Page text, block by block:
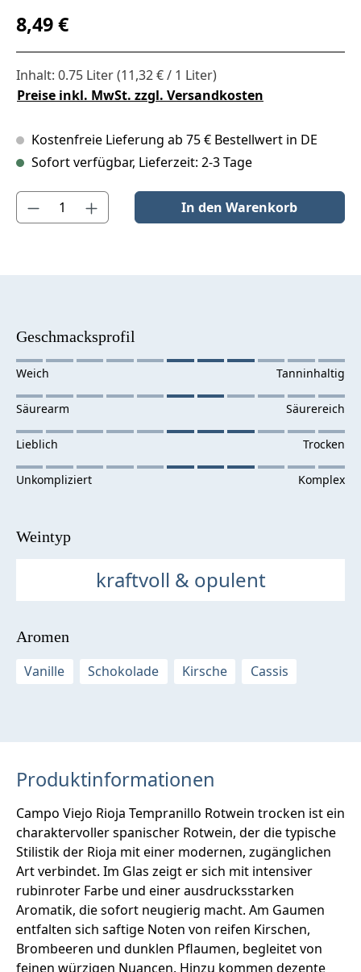
Regulärer Preis:
8,49 €
Inhalt: 0.75 Liter(11,32 € / 1 Liter)
Preise inkl. MwSt. zzgl. Versandkosten
Kostenfreie Lieferung ab 75 € Bestellwert in DE
Sofort verfügbar, Lieferzeit: 2-3 Tage
Produkt Anzahl: Gib den gewünschten Wert ein oder benutze
In den Warenkorb
Geschmacksprofil
Weintyp
kraftvoll & opulent
Aromen
Vanille
Schokolade Kirsche Cassis
Produktinformationen
Campo Viejo Rioja Tempranillo Rotwein trocken ist ein
charaktervoller spanischer Rotwein, der die typische
Stilistik der Rioja mit einer modernen, zugänglichen
Art verbindet. Im Glas zeigt er sich mit intensiver
rubinroter Farbe und einer ausdrucksstarken
Aromatik, die sofort neugierig macht. Am Gaumen
entfalten sich saftige Noten von reifen Kirschen,
Brombeeren und dunklen Pflaumen, begleitet von
feinen würzigen Nuancen. Hinzu kommen dezente